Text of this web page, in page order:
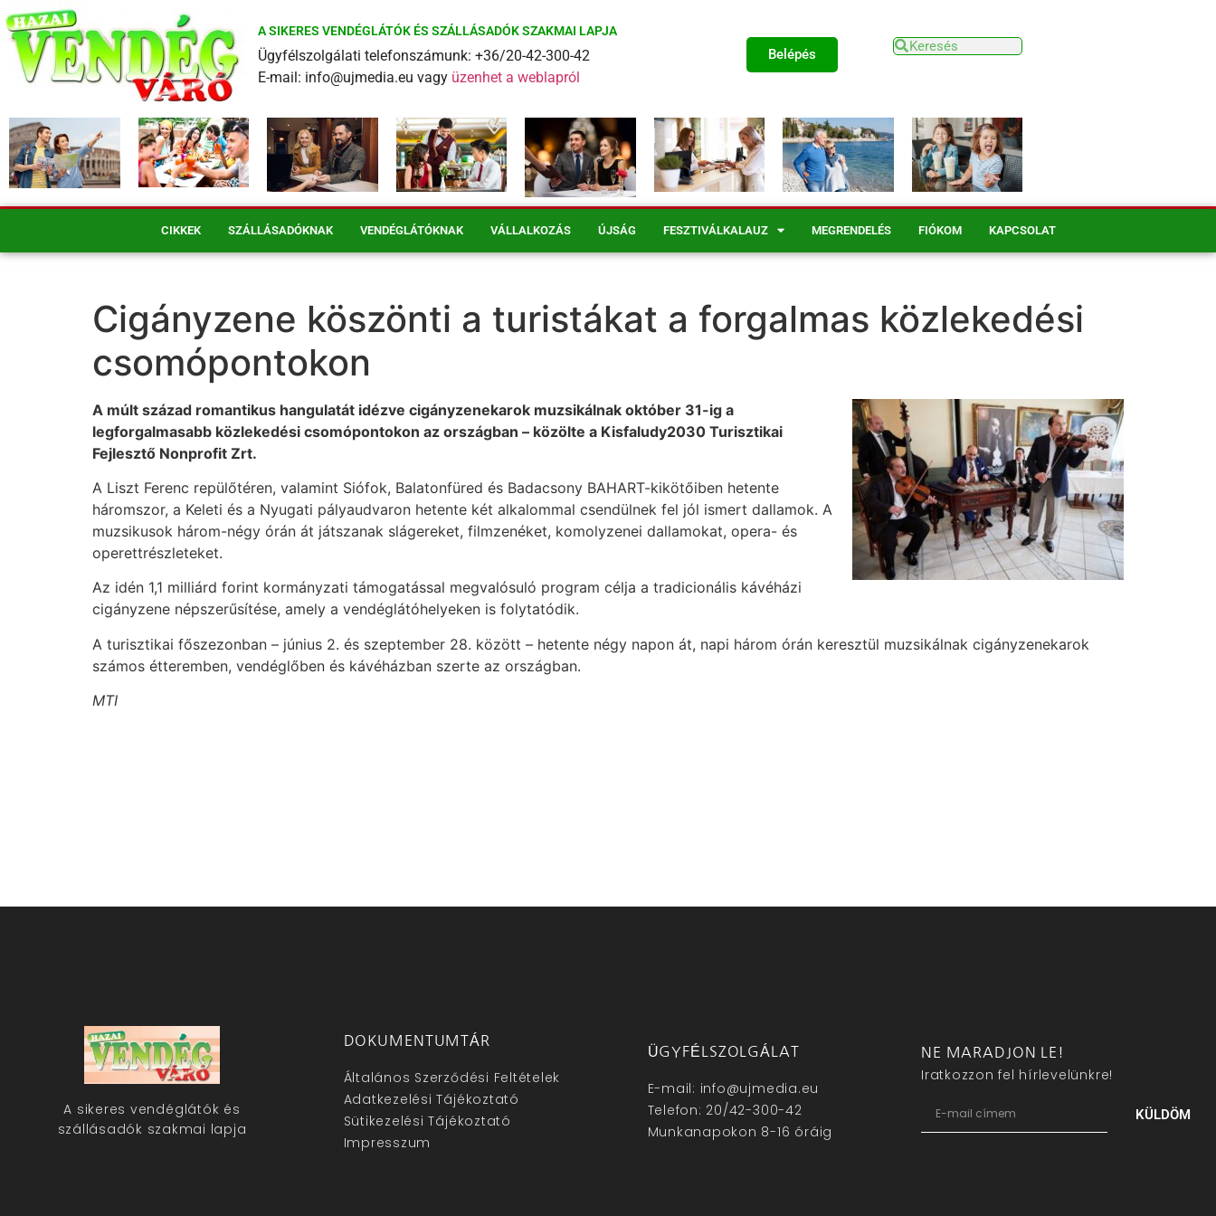
A SIKERES VENDÉGLÁTÓK ÉS SZÁLLÁSADÓK SZAKMAI LAPJA
Ügyfélszolgálati telefonszámunk: +36/20-42-300-42
E-mail: info@ujmedia.eu vagy üzenhet a weblapról
Belépés
CIKKEK SZÁLLÁSADÓKNAK VENDÉGLÁTÓKNAK VÁLLALKOZÁS ÚJSÁG FESZTIVÁLKALAUZ MEGRENDELÉS FIÓKOM KAPCSOLAT
Cigányzene köszönti a turistákat a forgalmas közlekedési
csomópontokon
A múlt század romantikus hangulatát idézve cigányzenekarok muzsikálnak október 31-ig a
legforgalmasabb közlekedési csomópontokon az országban – közölte a Kisfaludy2030 Turisztikai
Fejlesztő Nonprofit Zrt.
A Liszt Ferenc repülőtéren, valamint Siófok, Balatonfüred és Badacsony BAHART-kikötőiben hetente
háromszor, a Keleti és a Nyugati pályaudvaron hetente két alkalommal csendülnek fel jól ismert dallamok. A
muzsikusok három-négy órán át játszanak slágereket, filmzenéket, komolyzenei dallamokat, opera- és
operettrészleteket.
Az idén 1,1 milliárd forint kormányzati támogatással megvalósuló program célja a tradicionális kávéházi
cigányzene népszerűsítése, amely a vendéglátóhelyeken is folytatódik.
A turisztikai főszezonban – június 2. és szeptember 28. között – hetente négy napon át, napi három órán keresztül muzsikálnak cigányzenekarok
számos étteremben, vendéglőben és kávéházban szerte az országban.
MTI
A sikeres vendéglátók és
szállásadók szakmai lapja
DOKUMENTUMTÁR
Általános Szerződési Feltételek
Adatkezelési Tájékoztató
Sütikezelési Tájékoztató
Impresszum
ÜGYFÉLSZOLGÁLAT
E-mail: info@ujmedia.eu
Telefon: 20/42-300-42
Munkanapokon 8-16 óráig
NE MARADJON LE!
Iratkozzon fel hírlevelünkre!
KÜLDÖM